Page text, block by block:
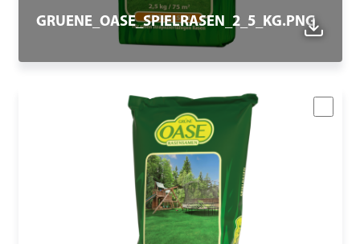
GRUENE_OASE_SPIELRASEN_2_5_KG.PNG